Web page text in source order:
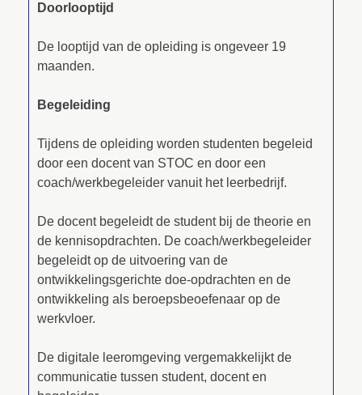
Doorlooptijd
De looptijd van de opleiding is ongeveer 19
maanden.
Begeleiding
Tijdens de opleiding worden studenten begeleid
door een docent van STOC en door een
coach/werkbegeleider vanuit het leerbedrijf.
De docent begeleidt de student bij de theorie en
de kennisopdrachten. De coach/werkbegeleider
begeleidt op de uitvoering van de
ontwikkelingsgerichte doe-opdrachten en de
ontwikkeling als beroepsbeoefenaar op de
werkvloer.
De digitale leeromgeving vergemakkelijkt de
communicatie tussen student, docent en